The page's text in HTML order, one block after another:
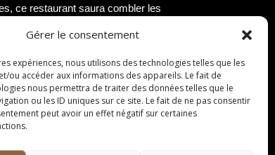
Gérer le consentement
expériences, nous utilisons des technologies telles que les
ou accéder aux informations des appareils. Le fait de
nous permettra de traiter des données telles que le
ou les ID uniques sur ce site. Le fait de ne pas consentir
peut avoir un effet négatif sur certaines
ce restaurant saura combler les
Voici quelques conseils